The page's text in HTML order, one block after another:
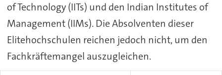
of Technology (IITs) und den Indian Institutes of
Management (IIMs). Die Absolventen dieser
Elitehochschulen reichen jedoch nicht, um den
Fachkräftemangel auszugleichen.